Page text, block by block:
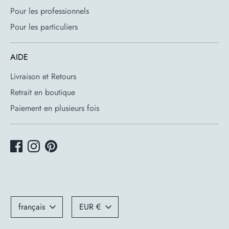
Largeur : 13 cm
Source lumineuse
Pour les professionnels
Pour les particuliers
AIDE
Livraison et Retours
Retrait en boutique
Paiement en plusieurs fois
Langue
français Devise
EUR €